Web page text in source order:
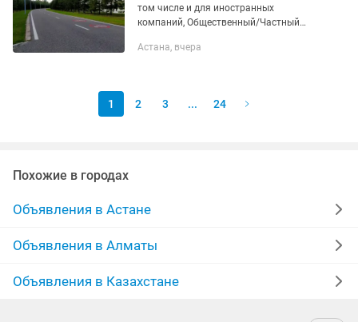
том числе и для иностранных
компаний, Общественный/Частный
НЕРЕЗИДЕНТОВ (получение бизнес
Астана, вчера
1 2 3 ... 24
Похожие в городах
Объявления в Астане
Объявления в Алматы
Объявления в Казахстане